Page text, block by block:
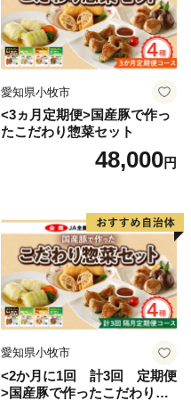
愛知県小牧市
<3ヵ月定期便>国産豚で作っ
たこだわり惣菜セット
48,000円
愛知県小牧市
<2か月に1回 計3回 定期便
>国産豚で作ったこだわり惣